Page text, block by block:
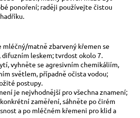
ponoření; raději používejte čistou
mléčný/matně zbarvený křemen se
leskem; tvrdost okolo 7.
vyhněte se agresivním chemikáliím,
světlem, případně očista vodou;
postupy.
je nejvhodnější pro všechna znamení;
zaměření, sáhněte po čirém
a po mléčném křemeni pro klid a